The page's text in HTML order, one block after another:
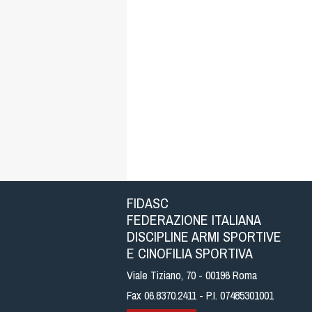
FIDASC
FEDERAZIONE ITALIANA
DISCIPLINE ARMI SPORTIVE
E CINOFILIA SPORTIVA
Viale Tiziano, 70 - 00196 Roma
Fax 06.8370.2411 - P.I. 07485301001